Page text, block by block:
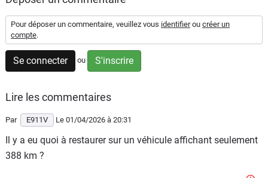
Utilitaires
Flottes
Auto
Services
Forum
Moto
Pour déposer un commentaire, veuillez vous identifierou créer un
compte.
Se connecter ou S'inscrire
Lire les commentaires
Par E911V Le 01/04/2026 à 20:31
Il y a eu quoi à restaurer sur un véhicule affichant seulement
388 km ?